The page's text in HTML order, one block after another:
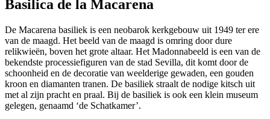
Basilica de la Macarena
De Macarena basiliek is een neobarok kerkgebouw uit 1949 ter ere
van de maagd. Het beeld van de maagd is omring door dure
relikwieën, boven het grote altaar. Het Madonnabeeld is een van de
bekendste processiefiguren van de stad Sevilla, dit komt door de
schoonheid en de decoratie van weelderige gewaden, een gouden
kroon en diamanten tranen. De basiliek straalt de nodige kitsch uit
met al zijn pracht en praal. Bij de basiliek is ook een klein museum
gelegen, genaamd ‘de Schatkamer’.